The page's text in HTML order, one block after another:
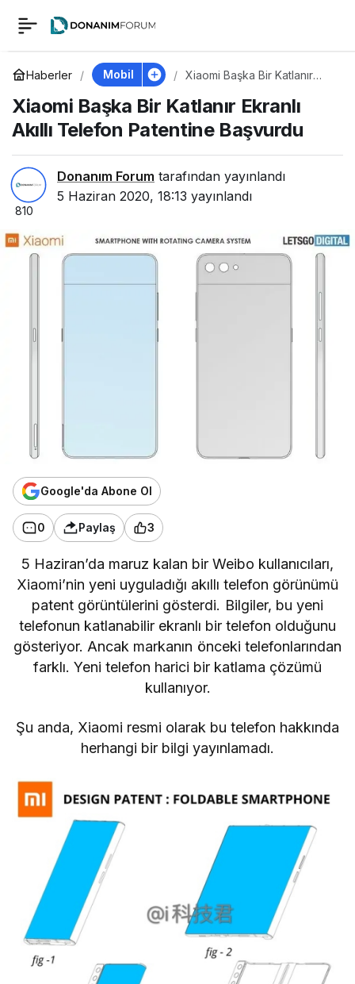
Haberler Mobil
Xiaomi Başka Bir Katlanır
Patentine Başvurdu
Xiaomi Başka Bir Katlanır Ekranlı
Akıllı Telefon Patentine Başvurdu
Donanım Forum tarafından yayınlandı
5 Haziran 2020, 18:13 yayınlandı
810
Google'da Abone Ol
0 Paylaş 3
5 Haziran’da maruz kalan bir Weibo kullanıcıları,
Xiaomi’nin yeni uyguladığı akıllı telefon görünümü
patent görüntülerini gösterdi. Bilgiler, bu yeni
telefonun katlanabilir ekranlı bir telefon olduğunu
gösteriyor. Ancak markanın önceki telefonlarından
farklı. Yeni telefon harici bir katlama çözümü
kullanıyor.
Şu anda, Xiaomi resmi olarak bu telefon hakkında
herhangi bir bilgi yayınlamadı.
Xiaomi Başka Bir
Katlanır Ekranlı Akıllı
Telefon Patentine
Başvurdu